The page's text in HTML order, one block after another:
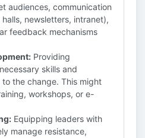
audiences, communication
newsletters, intranet),
feedback mechanisms
Providing
skills and
the change. This might
workshops, or e-
Equipping leaders with
manage resistance,